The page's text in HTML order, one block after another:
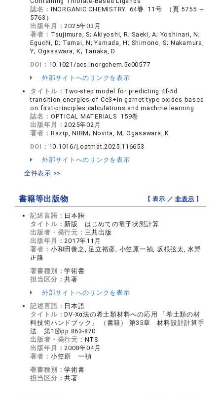
誌名： INORGANIC CHEMISTRY 64巻 11号 （頁 5755 ～
5763）
出版年月：2025年03月
著者： Tsujimura, S; Akiyoshi, R; Saeki, A; Yoshinari, N;
Eguchi, D; Tamai, N; Yamada, H; Shimono, S; Nakamura,
Y; Ogasawara, K; Tanaka, D
DOI： 10.1021/acs.inorgchem.5c00577
外部サイトへのリンクを表示
タイトル： Two-step model for predicting 4f-5d
transition energies of Ce3+in garnet-type oxides based
on first-principles calculations and machine learning
誌名： OPTICAL MATERIALS 159巻
出版年月：2025年02月
著者： Razip, NIBM; Novita, M; Ogasawara, K
DOI： 10.1016/j.optmat.2025.116653
外部サイトへのリンクを表示
全件表示 >>
書籍等出版物 【 表示 ／非表示 】
記述言語： 日本語
タイトル： 新版 はじめての電子状態計算
出版者・発行元： 三共出版
出版年月：2017年11月
著者： 小和田善之, 足立裕彦, 小笠原一禎, 坂根弦太, 水野
正隆
著書種別：学術書
担当区分：共著
外部サイトへのリンクを表示
記述言語： 日本語
タイトル：DV-Xα法の希土類材料への応用 「希土類の材
料技術ハンドブック」 （書籍） 第35章 材料設計計算手
法 第1節pp.863-870
出版者・発行元： NTS
出版年月：2008年04月
著者： 小笠原 一禎
著書種別：学術書
担当区分：共著